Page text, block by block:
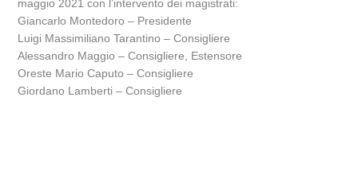
maggio 2021 con l’intervento dei magistrati:
Giancarlo Montedoro – Presidente
Luigi Massimiliano Tarantino – Consigliere
Alessandro Maggio – Consigliere, Estensore
Oreste Mario Caputo – Consigliere
Giordano Lamberti – Consigliere